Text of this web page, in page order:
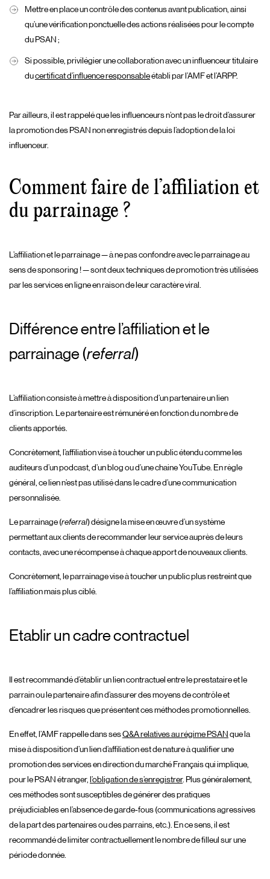
Mettre en place un contrôle des contenus avant publication, ainsi
qu’une vérification ponctuelle des actions réalisées pour le compte
du PSAN ;
Si possible, privilégier une collaboration avec un influenceur titulaire
ducertificat d’influence responsableétabli par l’AMF et l’ARPP.
Par ailleurs, il est rappelé que les influenceurs n’ont pas le droit d’assurer
la promotion des PSAN non enregistrés depuis l’adoption de la loi
influenceur.
Comment faire de l’affiliation et
du parrainage ?
L’affiliation et le parrainage — à ne pas confondre avec le parrainage au
sens de sponsoring ! — sont deux techniques de promotion très utilisées
par les services en ligne en raison de leur caractère viral.
Différence entre l’affiliation et le
parrainage (referral)
L’affiliation consiste à mettre à disposition d’un partenaire un lien
d’inscription. Le partenaire est rémunéré en fonction du nombre de
clients apportés.
Concrètement, l’affiliation vise à toucher un public étendu comme les
auditeurs d’un podcast, d’un blog ou d’une chaine YouTube. En règle
général, ce lien n’est pas utilisé dans le cadre d’une communication
personnalisée.
Le parrainage (referral) désigne la mise en œuvre d’un système
permettant aux clients de recommander leur service auprès de leurs
contacts, avec une récompense à chaque apport de nouveaux clients.
Concrètement, le parrainage vise à toucher un public plus restreint que
l’affiliation mais plus ciblé.
Etablir un cadre contractuel
Il est recommandé d’établir un lien contractuel entre le prestataire et le
parrain ou le partenaire afin d’assurer des moyens de contrôle et
d’encadrer les risques que présentent ces méthodes promotionnelles.
En effet, l’AMF rappelle dans sesQ&A relatives au régime PSAN que la
mise à disposition d’un lien d’affiliation est de nature à qualifier une
promotion des services en direction du marché Français qui implique,
pour le PSAN étranger, l’obligation de s’enregistrer. Plus généralement,
ces méthodes sont susceptibles de générer des pratiques
préjudiciables en l’absence de garde-fous (communications agressives
de la part des partenaires ou des parrains, etc.). En ce sens, il est
recommandé de limiter contractuellement le nombre de filleul sur une
période donnée.